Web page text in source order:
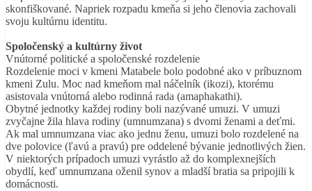
skonfiškované. Napriek rozpadu kmeňa si jeho členovia zachovali
svoju kultúrnu identitu.
Spoločenský a kultúrny život
Vnútorné politické a spoločenské rozdelenie
Rozdelenie moci v kmeni Matabele bolo podobné ako v príbuznom
kmeni Zulu. Moc nad kmeňom mal náčelník (ikozi), ktorému
asistovala vnútorná alebo rodinná rada (amaphakathi).
Obytné jednotky každej rodiny boli nazývané umuzi. V umuzi
zvyčajne žila hlava rodiny (umnumzana) s dvomi ženami a deťmi.
Ak mal umnumzana viac ako jednu ženu, umuzi bolo rozdelené na
dve polovice (ľavú a pravú) pre oddelené bývanie jednotlivých žien.
V niektorých prípadoch umuzi vyrástlo až do komplexnejších
obydlí, keď umnumzana oženil synov a mladší bratia sa pripojili k
domácnosti.